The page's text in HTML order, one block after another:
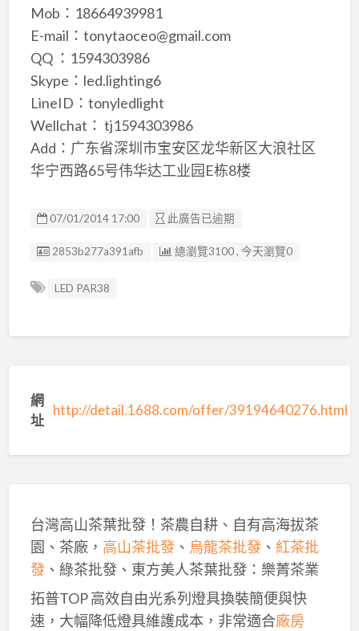
Mob：18664939981
E-mail：tonytaoceo@gmail.com
QQ ：1594303986
Skype：led.lighting6
LineID：tonyledlight
Wellchat： tj1594303986
Add：广东省深圳市宝安区龙华新区大浪社区
华宁西路65号伟华达工业园E栋8楼
07/01/2014 17:00 此廣告已逾期
廣告编號
2853b277a391afb 總瀏覽3100 , 今天瀏覽0
LED PAR38
網
址
http://detail.1688.com/offer/39194640276.html
台灣高山茶葉批發！茶農自耕、自有高海拔茶
園、茶廠， 高山茶批發、 烏龍茶批發、 紅茶批
發、綠茶批發、東方美人茶葉批發：樂菁茶業
拓普TOP 高效自由光系列燈具換裝簡便與快
速，大幅降低燈具維護成本，非常適合廠房